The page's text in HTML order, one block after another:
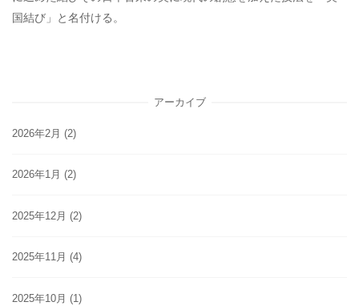
国結び」と名付ける。
アーカイブ
2026年2月 (2)
2026年1月 (2)
2025年12月 (2)
2025年11月 (4)
2025年10月 (1)